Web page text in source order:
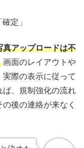
定」
真アップロードは不
画面のレイアウトや
際の表示に従って
ば、規制強化の流れ
後の連絡が来なく